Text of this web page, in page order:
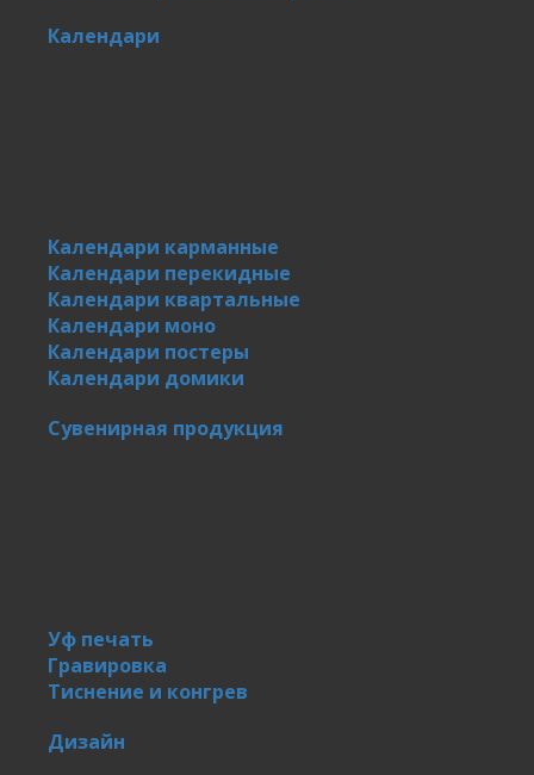
Календари
Календари карманные
Календари перекидные
Календари квартальные
Календари моно
Календари постеры
Календари домики
Сувенирная продукция
Уф печать
Гравировка
Тиснение и конгрев
Дизайн